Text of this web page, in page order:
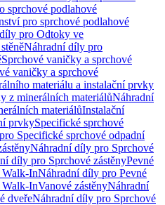
sprchové podlahové
pro sprchové podlahové
pro Odtoky ve
Náhradní díly pro
Sprchové vaničky a sprchové
vaničky a sprchové
materiálu a instalační prvky
z minerálních materiálůNáhradní
materiálůInstalační
prvkySpecifické sprchové
Specifické sprchové odpadní
Náhradní díly pro Sprchové
díly pro Sprchové zástěnyPevné
Walk-InNáhradní díly pro Pevné
Walk-InVanové zástěnyNáhradní
dveřeNáhradní díly pro Sprchové